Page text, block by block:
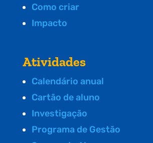
Como criar
Impacto
Atividades
Calendário anual
Cartão de aluno
Investigação
Programa de Gestão